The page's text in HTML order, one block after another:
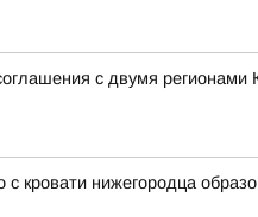
с двумя
кровати нижегородца